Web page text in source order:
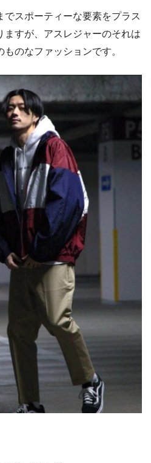
でスポーティーな要素をプラス
ますが、アスレジャーのそれは
のなファッションです。